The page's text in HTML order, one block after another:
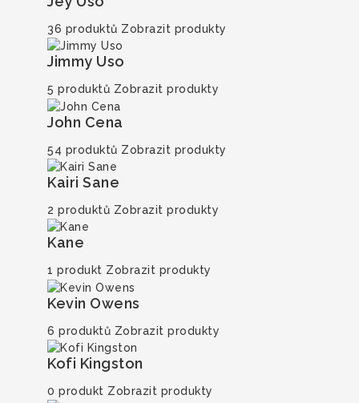
36 produktů Zobrazit produkty
Jimmy Uso
5 produktů Zobrazit produkty
John Cena
54 produktů Zobrazit produkty
Kairi Sane
2 produktů Zobrazit produkty
Kane
1 produkt Zobrazit produkty
Kevin Owens
6 produktů Zobrazit produkty
Kofi Kingston
0 produkt Zobrazit produkty